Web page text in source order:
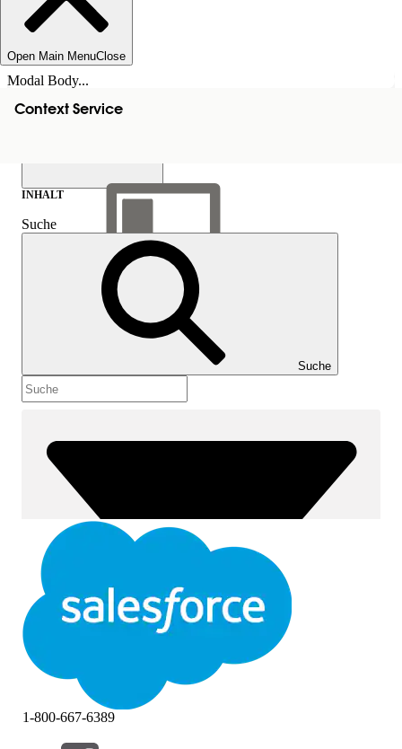
Open Main MenuClose
Modal Body...
Context Service
Inhalt anzeigen
Inhalt
INHALT
Suche
Suche
1-800-667-6389